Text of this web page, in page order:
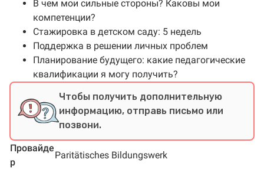
В чем мои сильные стороны? Каковы мои
компетенции?
Стажировка в детском саду: 5 недель
Поддержка в решении личных проблем
Планирование будущего: какие педагогические
квалификации я могу получить?
Чтобы получить дополнительную
информацию, отправь письмо или
позвони.
Провайде
р
Paritätisches Bildungswerk